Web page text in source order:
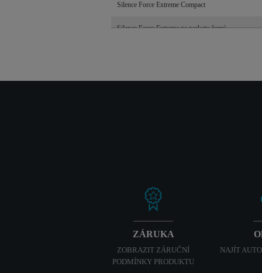
Silence Force Extreme Compact
Silence Force Extreme na parkety černý
ZÁRUKA
ZOBRAZIT ZÁRUČNÍ
PODMÍNKY PRODUKTU
NAJÍT